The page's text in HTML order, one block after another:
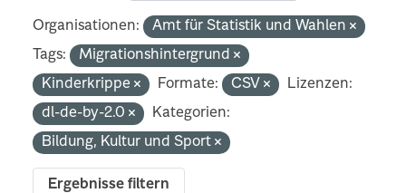
Organisationen:
Amt für Statistik und Wahlen
Tags:
Migrationshintergrund
Kinderkrippe
Formate: CSV
Lizenzen:
dl-de-by-2.0
Kategorien:
Bildung, Kultur und Sport
Ergebnisse filtern